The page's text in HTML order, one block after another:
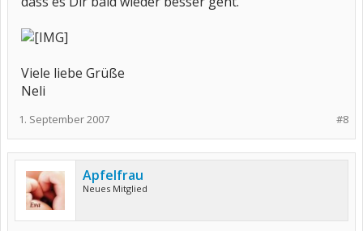
Viele liebe Grüße
Neli
#8
1. September 2007
Apfelfrau
Neues Mitglied